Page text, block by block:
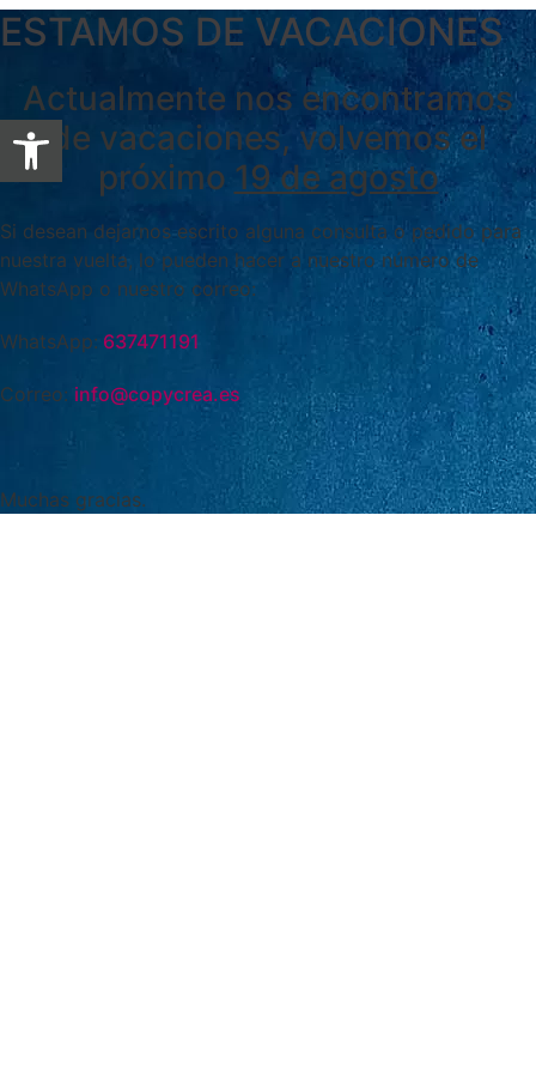
Abrir barra de herramientas
ESTAMOS DE VACACIONES
Actualmente nos encontramos
de vacaciones, volvemos el
próximo 19 de agosto
Si desean dejarnos escrito alguna consulta o pedido para
nuestra vuelta, lo pueden hacer a nuestro número de
WhatsApp o nuestro correo:
WhatsApp: 637471191
Correo: info@copycrea.es
Muchas gracias.